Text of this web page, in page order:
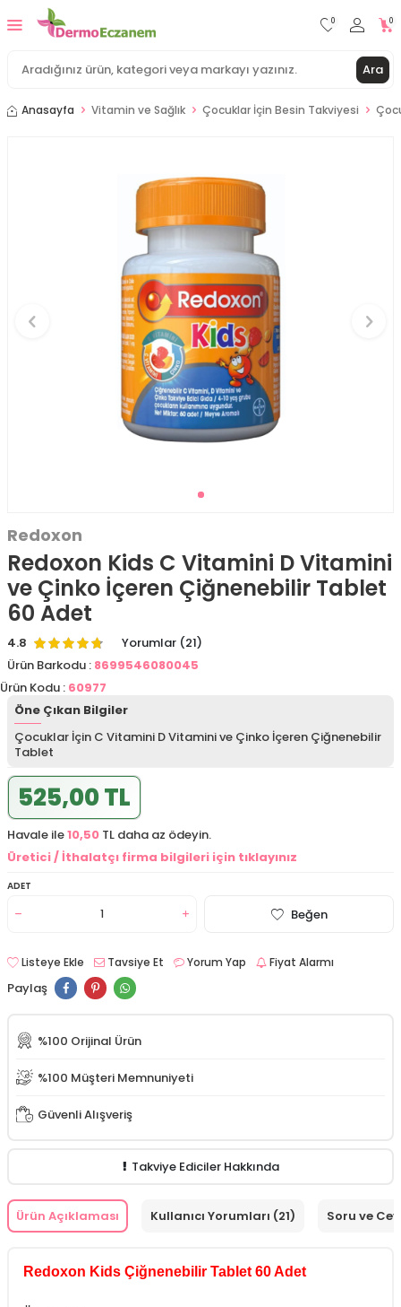
Ara
0 0
Anasayfa Vitamin ve Sağlık Çocuklar İçin Besin Takviyesi
Redoxon
Redoxon Kids C Vitamini D Vitamini
ve Çinko İçeren Çiğnenebilir Tablet
60 Adet
4.8
Yorumlar (21)
Ürün Barkodu : 8699546080045
Ürün Kodu : 60977
Öne Çıkan Bilgiler
Çocuklar İçin C Vitamini D Vitamini ve Çinko İçeren Çiğnenebilir
Tablet
525,00 TL
Havale ile10,50 TL daha az ödeyin.
Üretici / İthalatçı firma bilgileri için tıklayınız
ADET
Beğen
Listeye Ekle Tavsiye Et Yorum Yap Fiyat Alarmı
Paylaş
%100 Orijinal Ürün
%100 Müşteri Memnuniyeti
Güvenli Alışveriş
Takviye Ediciler Hakkında
Ürün Açıklaması Kullanıcı Yorumları (21) Soru ve
Redoxon Kids Çiğnenebilir Tablet 60 Adet